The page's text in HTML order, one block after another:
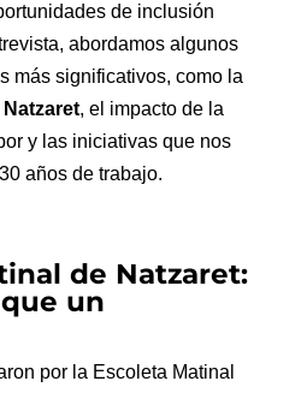
de inclusión
abordamos algunos
más significativos, como la
, el impacto de la
y las iniciativas que nos
años de trabajo.
de Natzaret:
un
por la Escoleta Matinal